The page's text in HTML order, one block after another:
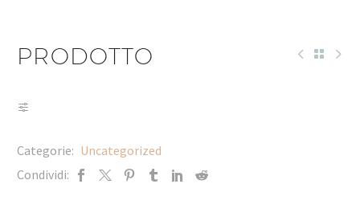
PRODOTTO
Categorie: Uncategorized
Condividi: